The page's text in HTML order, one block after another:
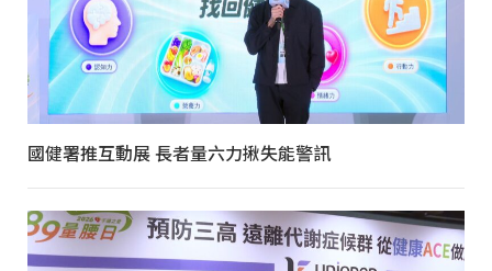
國健署推互動展 長者量六力揪失能警訊